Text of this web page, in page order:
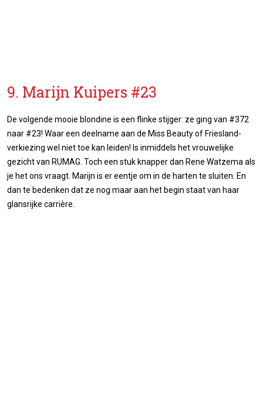
9. Marijn Kuipers #23
De volgende mooie blondine is een flinke stijger: ze ging van #372
naar #23! Waar een deelname aan de Miss Beauty of Friesland-
verkiezing wel niet toe kan leiden! Is inmiddels het vrouwelijke
gezicht van RUMAG. Toch een stuk knapper dan Rene Watzema als
je het ons vraagt. Marijn is er eentje om in de harten te sluiten. En
dan te bedenken dat ze nog maar aan het begin staat van haar
glansrijke carrière.